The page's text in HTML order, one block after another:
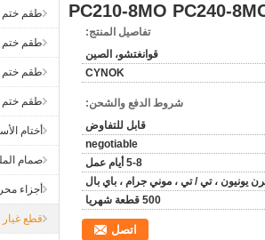
طقم ختم
طقم ختم
طقم ختم
طقم ختم
أختام
صمام
أجزاء
قطع غيار
PC210-8MO PC240-
تفاصيل المنتج:
قوانغتشو، الصين
CYNOK
شروط الدفع والشحن:
قابل للتفاوض
negotiable
5-8 أيام عمل
يونيون ، تي / تي ، موني جرام ، باي بال
500 قطعة شهريا
اتصل